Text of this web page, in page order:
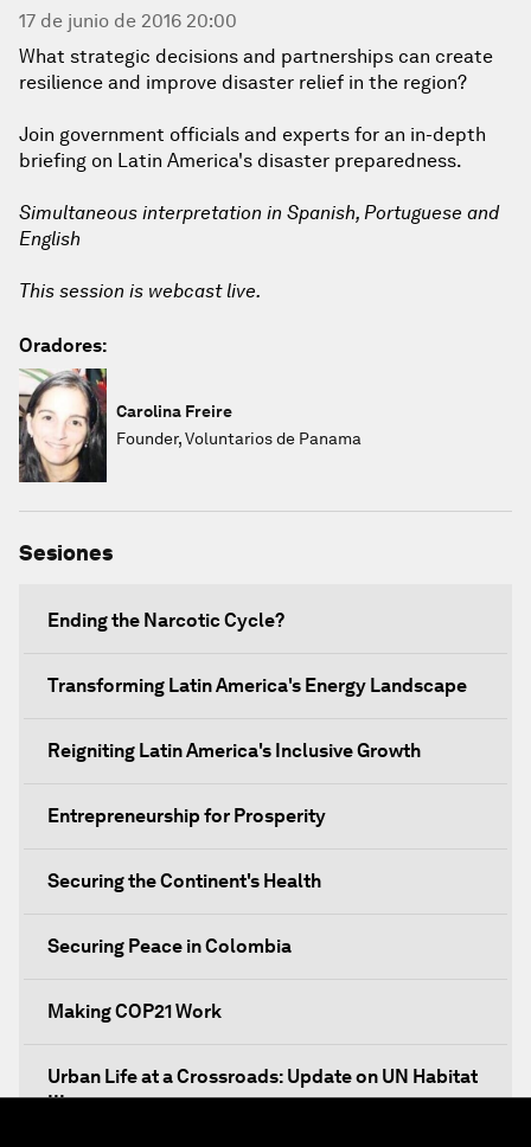
17 de junio de 2016 20:00
What strategic decisions and partnerships can create
resilience and improve disaster relief in the region?
Join government officials and experts for an in-depth
briefing on Latin America's disaster preparedness.
Simultaneous interpretation in Spanish, Portuguese and
English
This session is webcast live.
Oradores:
Carolina Freire
Founder, Voluntarios de Panama
Sesiones
Ending the Narcotic Cycle?
Transforming Latin America's Energy Landscape
Reigniting Latin America's Inclusive Growth
Entrepreneurship for Prosperity
Securing the Continent's Health
Securing Peace in Colombia
Making COP21 Work
Urban Life at a Crossroads: Update on UN Habitat
III